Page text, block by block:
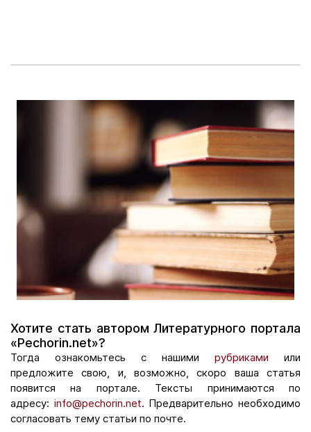
Хотите стать автором Литературного портала
«Pechorin.net»?
Тогда ознакомьтесь с нашими рубриками или
предложите свою, и, возможно, скоро ваша статья
появится на портале. Тексты принимаются по
адресу: info@pechorin.net. Предварительно необходимо
согласовать тему статьи по почте.